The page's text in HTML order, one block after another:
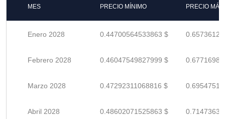
MES PRECIO MÍNIMO PRECIO
Enero 2028 0.44700564533863 $
Febrero 2028 0.46047549827999 $
Marzo 2028 0.47292311068816 $
Abril 2028 0.48602071525863 $